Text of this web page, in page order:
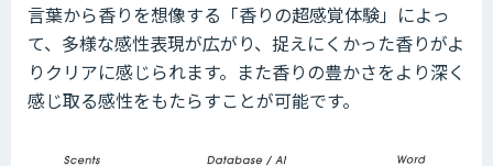
言葉から香りを想像する「香りの超感覚体験」によっ
て、多様な感性表現が広がり、捉えにくかった香りがよ
りクリアに感じられます。また香りの豊かさをより深く
感じ取る感性をもたらすことが可能です。